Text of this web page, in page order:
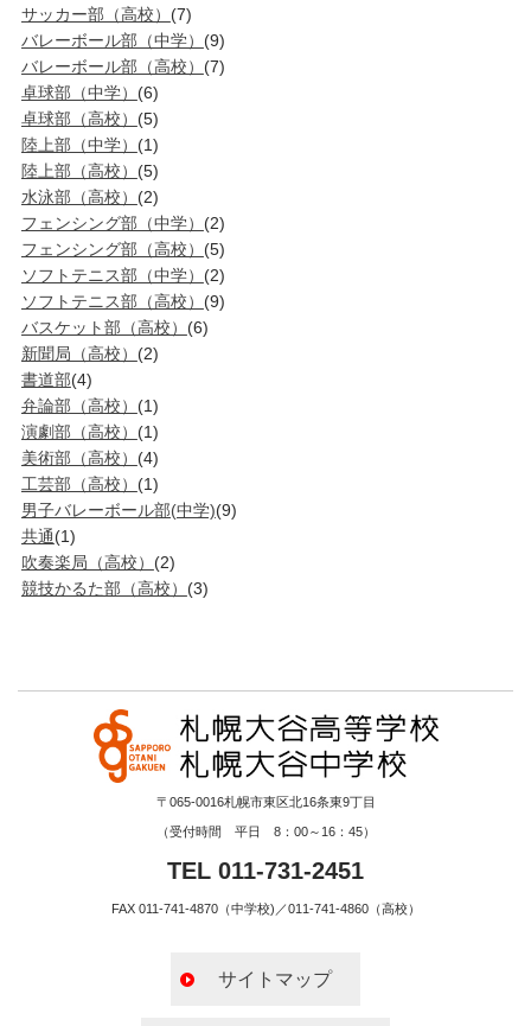
サッカー部（高校） (7)
バレーボール部（中学） (9)
バレーボール部（高校） (7)
卓球部（中学） (6)
卓球部（高校） (5)
陸上部（中学） (1)
陸上部（高校） (5)
水泳部（高校） (2)
フェンシング部（中学） (2)
フェンシング部（高校） (5)
ソフトテニス部（中学） (2)
ソフトテニス部（高校） (9)
バスケット部（高校） (6)
新聞局（高校） (2)
書道部(4)
弁論部（高校） (1)
演劇部（高校） (1)
美術部（高校） (4)
工芸部（高校） (1)
男子バレーボール部(中学)(9)
共通(1)
吹奏楽局（高校） (2)
競技かるた部（高校） (3)
〒065-0016札幌市東区北16条東9丁目
（受付時間 平日 8：00～16：45）
TEL 011-731-2451
FAX 011-741-4870（中学校)／011-741-4860（高校）
サイトマップ